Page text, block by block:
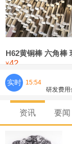
铸造铝合金锭
压铸锌合金锭
氯化镍
H62黄铜棒 六角棒
¥42
实时 15:54
宇树科
经过多
资讯 要闻